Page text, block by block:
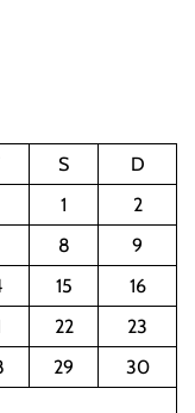
S
D
1
2
8
9
15
16
22
23
29
30